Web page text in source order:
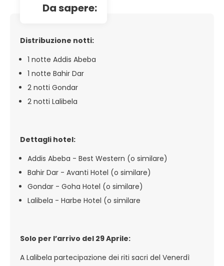
da sapere:
Distribuzione notti:
1 notte Addis Abeba
1 notte Bahir Dar
2 notti Gondar
2 notti Lalibela
Dettagli hotel:
Addis Abeba - Best Western (o similare)
Bahir Dar - Avanti Hotel (o similare)
Gondar - Goha Hotel (o similare)
Lalibela - Harbe Hotel (o similare
Solo per l’arrivo del 29 Aprile:
A Lalibela partecipazione dei riti sacri del Venerdì